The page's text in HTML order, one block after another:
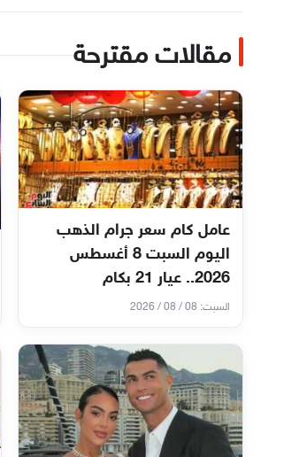
مقالات مقترحة
عامل كام سعر جرام الذهب
اليوم السبت 8 أغسطس
2026.. عيار 21 بكام
السبت: 08 / 08 / 2026